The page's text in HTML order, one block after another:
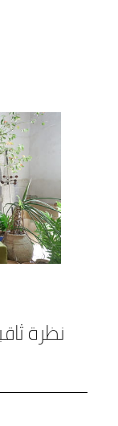
نظرة